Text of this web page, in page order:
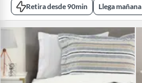
Retira desde 90min Llega mañana